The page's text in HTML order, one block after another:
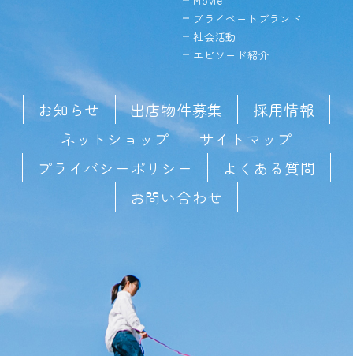
プライベートブランド
社会活動
エピソード紹介
お知らせ 出店物件募集
採用情報
ネットショップ
サイトマップ
プライバシーポリシー
よくある質問
お問い合わせ